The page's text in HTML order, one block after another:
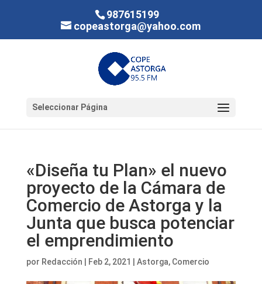
987615199
copeastorga@yahoo.com
Seleccionar Página
«Diseña tu Plan» el nuevo
proyecto de la Cámara de
Comercio de Astorga y la
Junta que busca potenciar
el emprendimiento
por Redacción Feb 2, 2021 Astorga, Comercio